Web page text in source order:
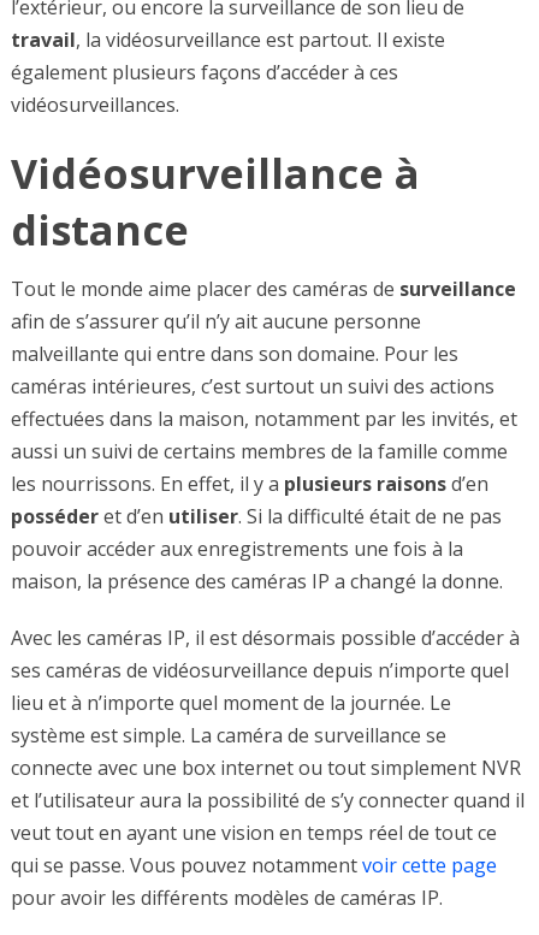
l’extérieur, ou encore la surveillance de son lieu de
travail, la vidéosurveillance est partout. Il existe
également plusieurs façons d’accéder à ces
vidéosurveillances.
Vidéosurveillance à
distance
Tout le monde aime placer des caméras de surveillance
afin de s’assurer qu’il n’y ait aucune personne
malveillante qui entre dans son domaine. Pour les
caméras intérieures, c’est surtout un suivi des actions
effectuées dans la maison, notamment par les invités, et
aussi un suivi de certains membres de la famille comme
les nourrissons. En effet, il y a plusieurs raisonsd’en
posséderet d’en utiliser. Si la difficulté était de ne pas
pouvoir accéder aux enregistrements une fois à la
maison, la présence des caméras IP a changé la donne.
Avec les caméras IP, il est désormais possible d’accéder à
ses caméras de vidéosurveillance depuis n’importe quel
lieu et à n’importe quel moment de la journée. Le
système est simple. La caméra de surveillance se
connecte avec une box internet ou tout simplement NVR
et l’utilisateur aura la possibilité de s’y connecter quand il
veut tout en ayant une vision en temps réel de tout ce
qui se passe. Vous pouvez notammentvoir cette page
pour avoir les différents modèles de caméras IP.